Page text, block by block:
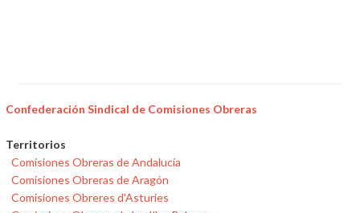
Confederación Sindical de Comisiones Obreras
Territorios
Comisiones Obreras de Andalucía
Comisiones Obreras de Aragón
Comisiones Obreres d'Asturies